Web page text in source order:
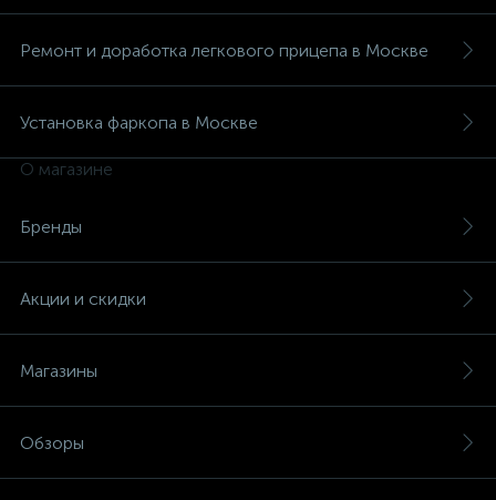
Ремонт и доработка легкового прицепа в Москве
Установка фаркопа в Москве
О магазине
Бренды
Акции и скидки
Магазины
Обзоры